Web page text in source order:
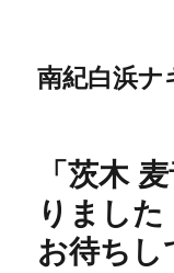
南紀白浜
「茨木
りまし
お待ちし